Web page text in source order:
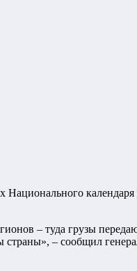
– туда грузы
страны», – сообщил